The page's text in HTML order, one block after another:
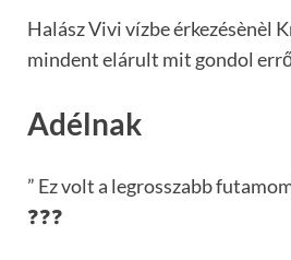
Halász Vivi vízbe érkezésènèl
mindent elárult mit gondol
Adélnak
” Ez volt a legrosszabb
❓❓❓